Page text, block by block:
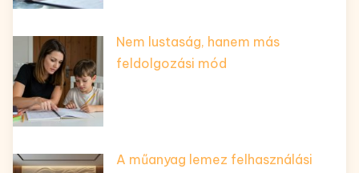
Nem lustaság, hanem más
feldolgozási mód
A műanyag lemez felhasználási